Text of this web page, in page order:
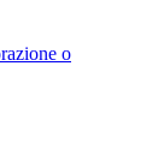
o